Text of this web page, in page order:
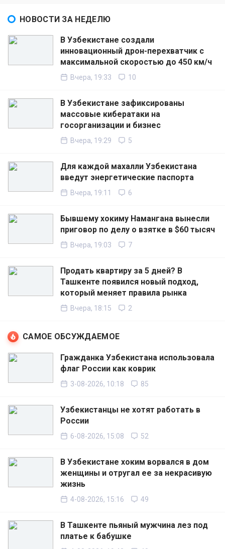
НОВОСТИ ЗА НЕДЕЛЮ
В Узбекистане создали
инновационный дрон-перехватчик с
максимальной скоростью до 450 км/ч
Вчера, 19:33 10
В Узбекистане зафиксированы
массовые кибератаки на
госорганизации и бизнес
Вчера, 19:29 5
Для каждой махалли Узбекистана
введут энергетические паспорта
Вчера, 19:11 6
Бывшему хокиму Намангана вынесли
приговор по делу о взятке в $60 тысяч
Вчера, 19:03 7
Продать квартиру за 5 дней? В
Ташкенте появился новый подход,
который меняет правила рынка
Вчера, 18:15 2
САМОЕ ОБСУЖДАЕМОЕ
Гражданка Узбекистана использовала
флаг России как коврик
3-08-2026, 10:18 85
Узбекистанцы не хотят работать в
России
6-08-2026, 15:08 52
В Узбекистане хоким ворвался в дом
женщины и отругал ее за некрасивую
жизнь
4-08-2026, 15:16 49
В Ташкенте пьяный мужчина лез под
платье к бабушке